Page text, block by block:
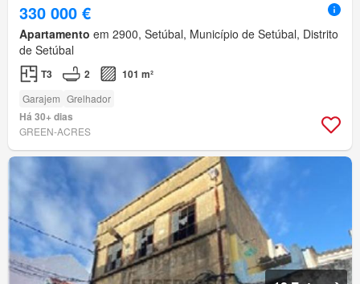
330 000 €
Apartamento em 2900, Setúbal, Município de Setúbal, Distrito
de Setúbal
T3 2 101 m²
Garajem Grelhador
Há 30+ dias
GREEN-ACRES